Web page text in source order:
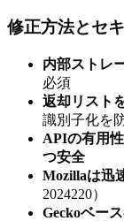
修正方法とセ
内部ストレ
必須
返却リスト
識別子化を
APIの有用性
つ安全
Mozillaは迅
2024220）
Geckoベー